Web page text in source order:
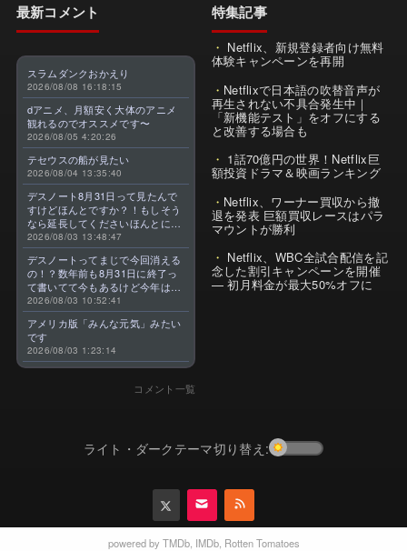
最新コメント
スラムダンクおかえり
2026/08/08 16:18:15
dアニメ、月額安く大体のアニメ
観れるのでオススメです〜
2026/08/05 4:20:26
テセウスの船が見たい
2026/08/04 13:35:40
デスノート8月31日って見たんで
すけどほんとですか？！もしそう
なら延長してくださいほんとに大
好きなんです😭
2026/08/03 13:48:47
デスノートってまじで今回消える
の！？数年前も8月31日に終了っ
て書いてて今もあるけど今年はま
じのやつ！？よくわからん！！で
きればなくならないでほしい！平
成アニメを振り返らせてくれっ
っ！！！！！！！
2026/08/03 10:52:41
アメリカ版「みんな元気」みたい
です
2026/08/03 1:23:14
コメント一覧
特集記事
Netflix、新規登録者向け無料
体験キャンペーンを再開
Netflixで日本語の吹替音声が
再生されない不具合発生中｜
「新機能テスト」をオフにする
と改善する場合も
1話70億円の世界！Netflix巨
額投資ドラマ＆映画ランキング
Netflix、ワーナー買収から撤
退を発表 巨額買収レースはパラ
マウントが勝利
Netflix、WBC全試合配信を記
念した割引キャンペーンを開催
— 初月料金が最大50%オフに
ライト・ダークテーマ切り替え:
powered by TMDb, IMDb, Rotten Tomatoes